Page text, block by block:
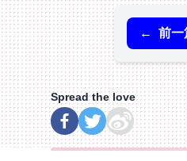
← 前一
Spread the love